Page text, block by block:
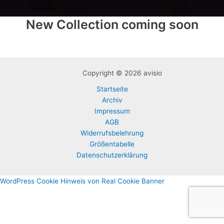
New Collection coming soon
Copyright © 2026 avisio
Startseite
Archiv
Impressum
AGB
Widerrufsbelehrung
Größentabelle
Datenschutzerklärung
WordPress Cookie Hinweis von Real Cookie Banner